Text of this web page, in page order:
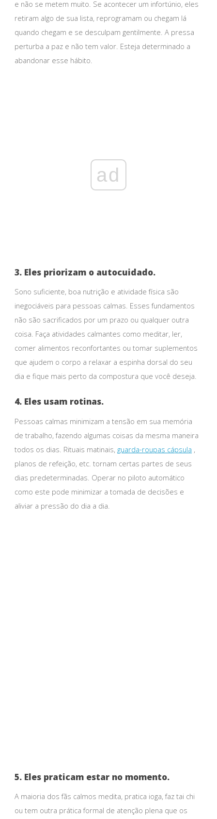
e não se metem muito. Se acontecer um infortúnio, eles
retiram algo de sua lista, reprogramam ou chegam lá
quando chegam e se desculpam gentilmente. A pressa
perturba a paz e não tem valor. Esteja determinado a
abandonar esse hábito.
ad
3. Eles priorizam o autocuidado.
Sono suficiente, boa nutrição e atividade física são
inegociáveis ​​para pessoas calmas. Esses fundamentos
não são sacrificados por um prazo ou qualquer outra
coisa. Faça atividades calmantes como meditar, ler,
comer alimentos reconfortantes ou tomar suplementos
que ajudem o corpo a relaxar a espinha dorsal do seu
dia e fique mais perto da compostura que você deseja.
4. Eles usam rotinas.
Pessoas calmas minimizam a tensão em sua memória
de trabalho, fazendo algumas coisas da mesma maneira
todos os dias. Rituais matinais, guarda-roupas cápsula ,
planos de refeição, etc. tornam certas partes de seus
dias predeterminadas. Operar no piloto automático
como este pode minimizar a tomada de decisões e
aliviar a pressão do dia a dia.
5. Eles praticam estar no momento.
A maioria dos fãs calmos medita, pratica ioga, faz tai chi
ou tem outra prática formal de atenção plena que os